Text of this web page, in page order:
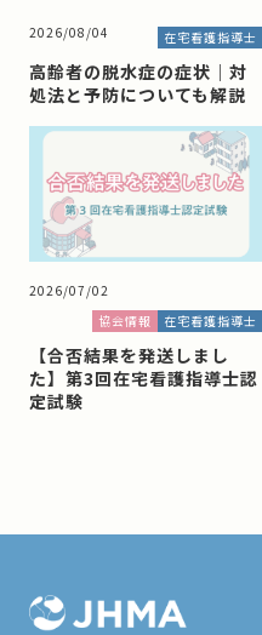
2026/08/04 在宅看護指導士
高齢者の脱水症の症状｜対
処法と予防についても解説
2026/07/02
協会情報
在宅看護指導士
【合否結果を発送しまし
た】第3回在宅看護指導士認
定試験